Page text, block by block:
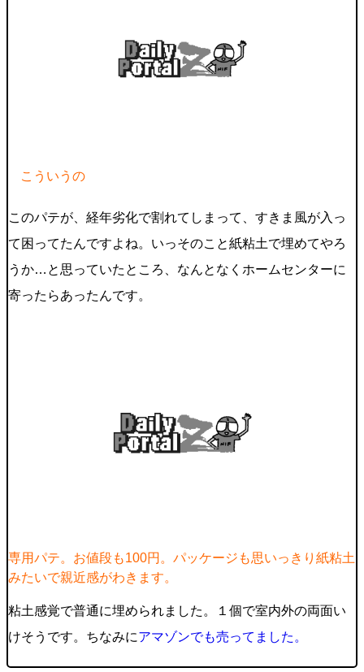
こういうの
このパテが、経年劣化で割れてしまって、すきま風が入っ
て困ってたんですよね。いっそのこと紙粘土で埋めてやろ
うか…と思っていたところ、なんとなくホームセンターに
寄ったらあったんです。
専用パテ。お値段も100円。パッケージも思いっきり紙粘土
みたいで親近感がわきます。
粘土感覚で普通に埋められました。１個で室内外の両面い
けそうです。ちなみにアマゾンでも売ってました。